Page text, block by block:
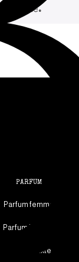
vide.
PARFUM
Parfum femme
Parfum homme
Parfum mixte